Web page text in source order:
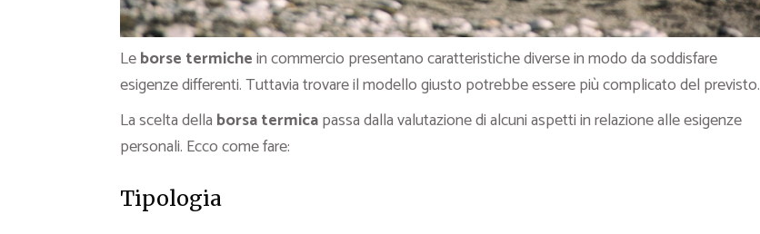
Leborse termichein commercio presentano caratteristiche diverse in modo da soddisfare
esigenze differenti. Tuttavia trovare il modello giusto potrebbe essere più complicato del previsto.
La scelta della borsa termicapassa dalla valutazione di alcuni aspetti in relazione alle esigenze
personali. Ecco come fare:
Tipologia